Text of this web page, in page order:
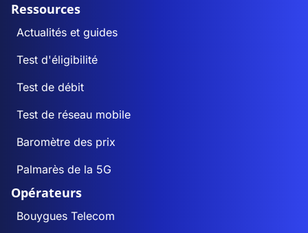
Ressources
Actualités et guides
Test d'éligibilité
Test de débit
Test de réseau mobile
Baromètre des prix
Palmarès de la 5G
Opérateurs
Bouygues Telecom